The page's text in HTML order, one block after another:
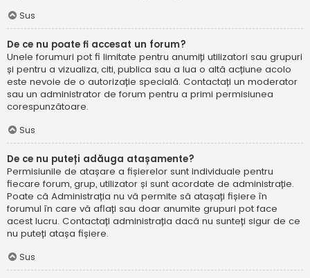
Sus
De ce nu poate fi accesat un forum?
Unele forumuri pot fi limitate pentru anumiți utilizatori sau grupuri
și pentru a vizualiza, citi, publica sau a lua o altă acțiune acolo
este nevoie de o autorizație specială. Contactați un moderator
sau un administrator de forum pentru a primi permisiunea
corespunzătoare.
Sus
De ce nu puteți adăuga atașamente?
Permisiunile de atașare a fișierelor sunt individuale pentru
fiecare forum, grup, utilizator și sunt acordate de administrație.
Poate că Administrația nu vă permite să atașați fișiere în
forumul în care vă aflați sau doar anumite grupuri pot face
acest lucru. Contactați administrația dacă nu sunteți sigur de ce
nu puteți atașa fișiere.
Sus